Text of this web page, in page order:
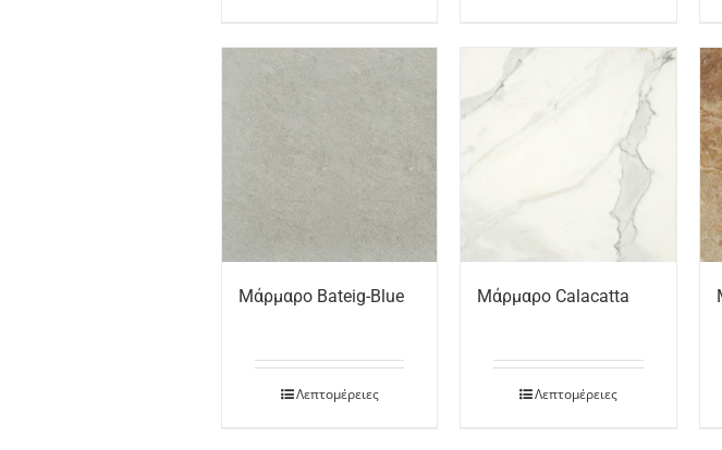
Μάρμαρο Bateig-Blue
Λεπτομέρειες
Μάρμαρο Calacatta
Λεπτομέρειες